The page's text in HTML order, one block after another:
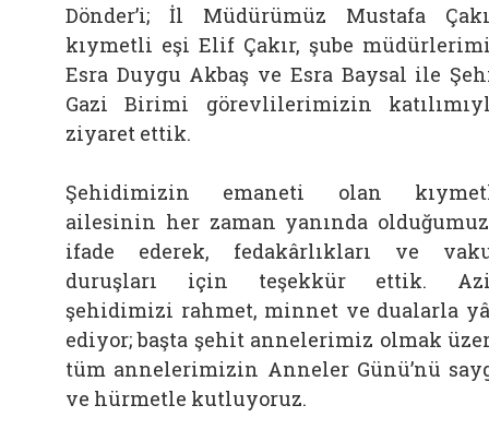
Dönder’i; İl Müdürümüz Mustafa
kıymetli eşi Elif Çakır, şube
Esra Duygu Akbaş ve Esra Baysal ile
Gazi Birimi görevlilerimizin
ziyaret ettik.
Şehidimizin emaneti olan
ailesinin her zaman yanında
ifade ederek, fedakârlıkları ve
duruşları için teşekkür ettik.
şehidimizi rahmet, minnet ve dualarla
ediyor; başta şehit annelerimiz olmak
tüm annelerimizin Anneler Günü’nü
ve hürmetle kutluyoruz.